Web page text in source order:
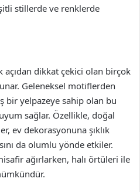
stillerde ve renklerde
açıdan dikkat çekici olan birçok
Geleneksel motiflerden
bir yelpazeye sahip olan bu
sağlar. Özellikle, doğal
ev dekorasyonuna şıklık
da olumlu yönde etkiler.
ağırlarken, halı örtüleri ile